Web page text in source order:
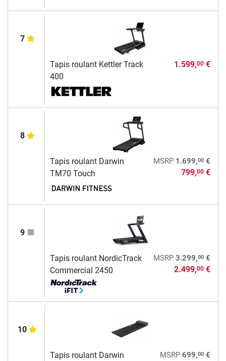
7
Tapis roulant Kettler Track
400
1.599,00€
8
Tapis roulant Darwin
TM70 Touch
MSRP 1.699,00€
799,00€
9
Tapis roulant NordicTrack
Commercial 2450
MSRP 3.299,00€
2.499,00€
10
Tapis roulant Darwin
MSRP 699,00€